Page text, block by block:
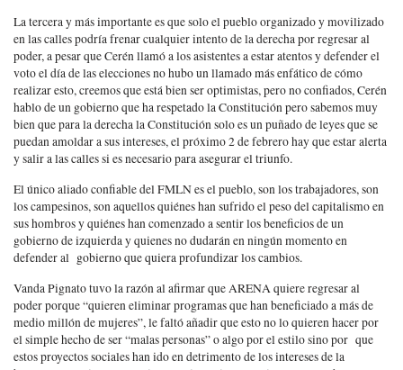
La tercera y más importante es que solo el pueblo organizado y movilizado
en las calles podría frenar cualquier intento de la derecha por regresar al
poder, a pesar que Cerén llamó a los asistentes a estar atentos y defender el
voto el día de las elecciones no hubo un llamado más enfático de cómo
realizar esto, creemos que está bien ser optimistas, pero no confiados, Cerén
hablo de un gobierno que ha respetado la Constitución pero sabemos muy
bien que para la derecha la Constitución solo es un puñado de leyes que se
puedan amoldar a sus intereses, el próximo 2 de febrero hay que estar alerta
y salir a las calles si es necesario para asegurar el triunfo.
El único aliado confiable del FMLN es el pueblo, son los trabajadores, son
los campesinos, son aquellos quiénes han sufrido el peso del capitalismo en
sus hombros y quiénes han comenzado a sentir los beneficios de un
gobierno de izquierda y quienes no dudarán en ningún momento en
defender al gobierno que quiera profundizar los cambios.
Vanda Pignato tuvo la razón al afirmar que ARENA quiere regresar al
poder porque “quieren eliminar programas que han beneficiado a más de
medio millón de mujeres”, le faltó añadir que esto no lo quieren hacer por
el simple hecho de ser “malas personas” o algo por el estilo sino por que
estos proyectos sociales han ido en detrimento de los intereses de la